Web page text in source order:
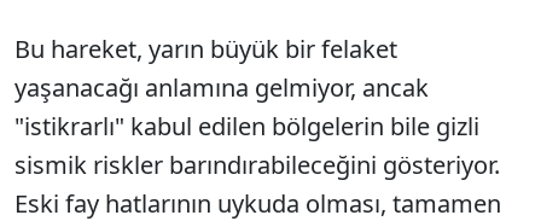
Bu hareket, yarın büyük bir felaket
yaşanacağı anlamına gelmiyor, ancak
"istikrarlı" kabul edilen bölgelerin bile gizli
sismik riskler barındırabileceğini gösteriyor.
Eski fay hatlarının uykuda olması, tamamen